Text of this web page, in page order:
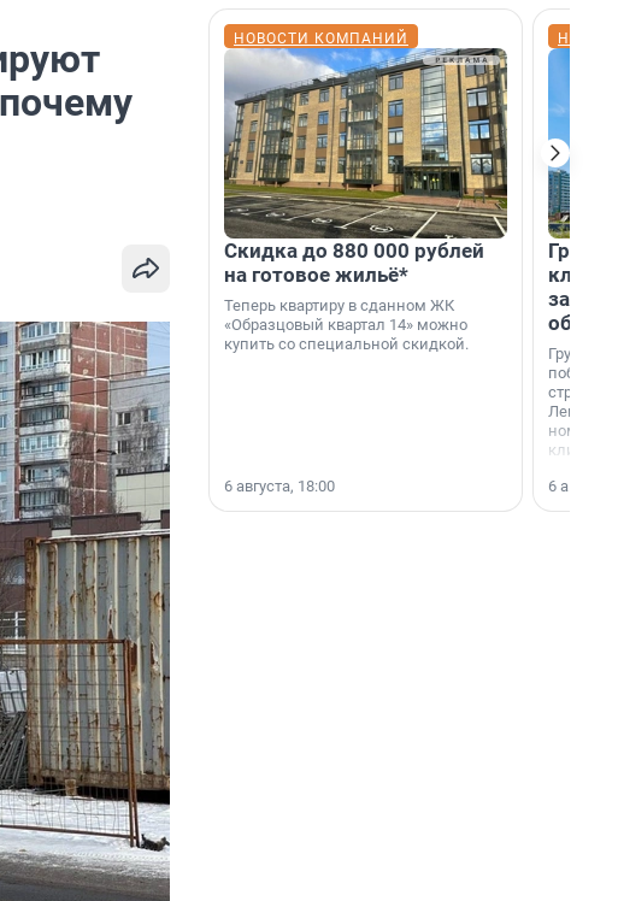
НОВОСТИ КОМПАНИЙ
Скидка до 880 000 рублей
на готовое жильё*
Теперь квартиру в сданном ЖК
«Образцовый квартал 14» можно
купить со специальной скидкой.
6 августа, 18:00
Группа
области».
6